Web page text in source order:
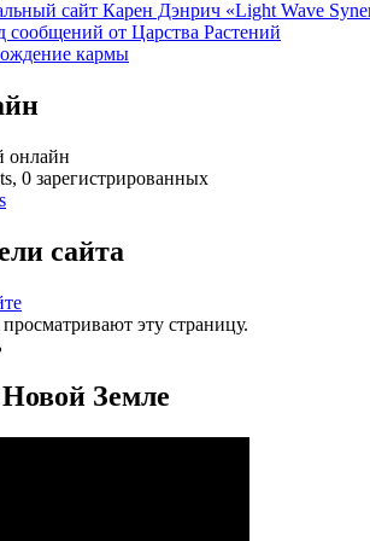
сайт Карен Дэнрич «Light Wave
сообщений от Царства Растений
кармы
онлайн
0 зарегистрированных
сайта
просматривают эту страницу.
Земле